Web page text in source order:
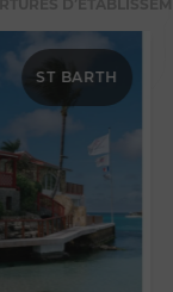
ST BARTH